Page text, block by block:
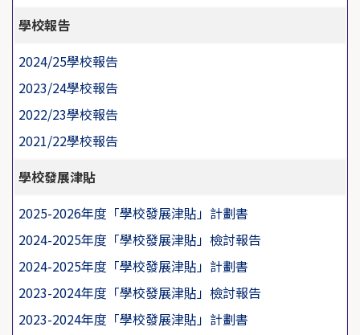
學校報告
2024/25學校報告
2023/24學校報告
2022/23學校報告
2021/22學校報告
學校發展津貼
2025-2026年度「學校發展津貼」計劃書
2024-2025年度「學校發展津貼」檢討報告
2024-2025年度「學校發展津貼」計劃書
2023-2024年度「學校發展津貼」檢討報告
2023-2024年度「學校發展津貼」計劃書